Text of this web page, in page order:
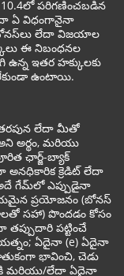
పరిగణించబడిన
ఏ విధంగానైనా
లేదా విజయాల
ఈ నిబంధనల
ఇతర హక్కులకు
ఉంటాయి.
లేదా మీతో
అర్థం, మరియు
ఛార్జ్-బ్యాక్
అనధికారిక క్రెడిట్ లేదా
గేమ్‌లో ఎప్పుడైనా
ప్రయోజనం (బోనస్
సహా) పొందడం కోసం
తప్పుదారి పట్టించే
ఏదైనా (e) ఏదైనా
భావించి, చెడు
మరియు/లేదా ఏదైనా